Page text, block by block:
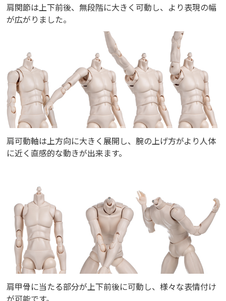
肩関節は上下前後、無段階に大きく可動し、より表現の幅
が広がりました。
肩可動軸は上方向に大きく展開し、腕の上げ方がより人体
に近く直感的な動きが出来ます。
肩甲骨に当たる部分が上下前後に可動し、様々な表情付け
が可能です。